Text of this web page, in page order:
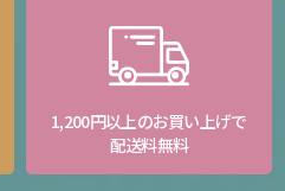
1,200円以上のお買い上げで
配送料無料